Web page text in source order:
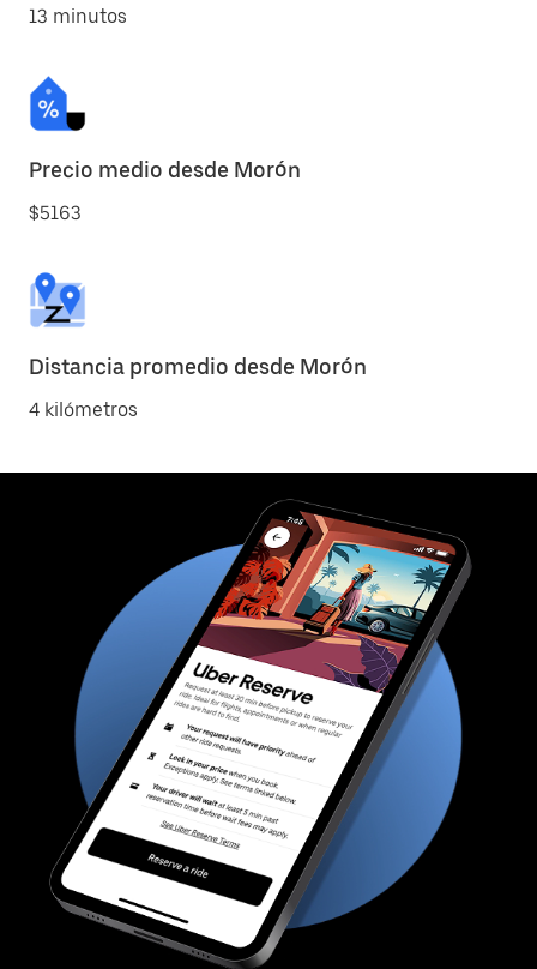
13 minutos
Precio medio desde Morón
$5163
Distancia promedio desde Morón
4 kilómetros